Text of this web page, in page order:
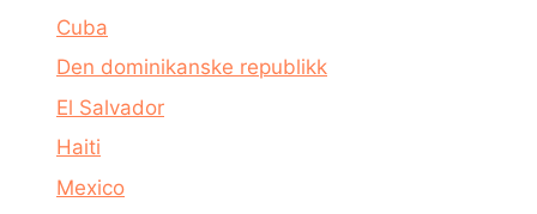
Cuba
Den dominikanske republikk
El Salvador
Haiti
Mexico